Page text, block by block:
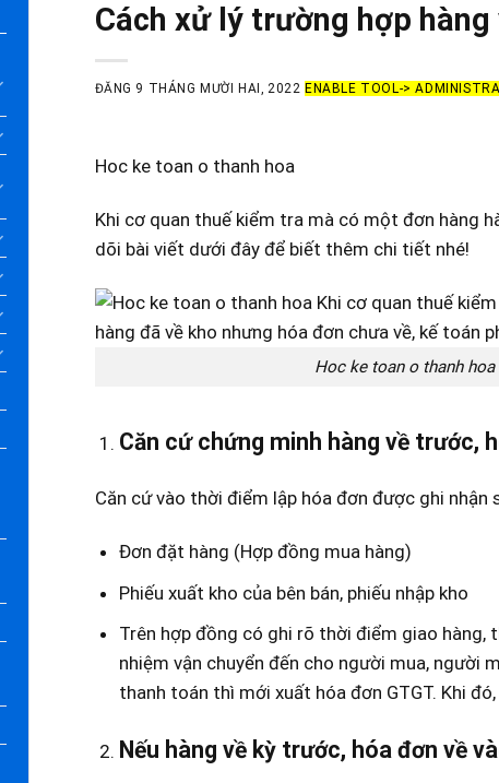
Cách xử lý trường hợp
ĐĂNG 9 THÁNG MƯỜI HAI, 2022 ENABLE TOOL->
Hoc ke toan o thanh hoa
Khi cơ quan thuế kiểm tra mà có một đơn hàng
dõi bài viết dưới đây để biết thêm chi tiết nhé!
Hoc ke toan o thanh hoa
Căn cứ chứng minh hàng về trước,
Căn cứ vào thời điểm lập hóa đơn được ghi nhận
Đơn đặt hàng (Hợp đồng mua hàng)
Phiếu xuất kho của bên bán, phiếu nhập kho
Trên hợp đồng có ghi rõ thời điểm giao
nhiệm vận chuyển đến cho người mua, người
thanh toán thì mới xuất hóa đơn GTGT. Khi
Nếu hàng về kỳ trước, hóa đơn về